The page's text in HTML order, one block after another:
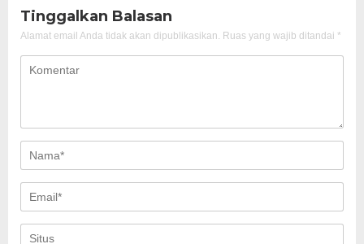
Tinggalkan Balasan
Alamat email Anda tidak akan dipublikasikan. Ruas yang wajib ditandai *